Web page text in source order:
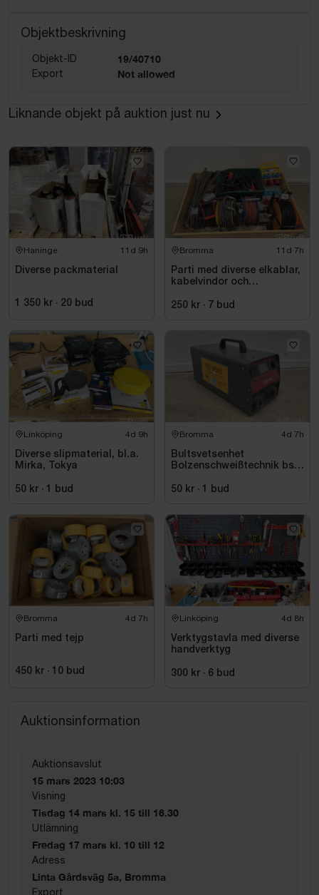
Objektbeskrivning
Objekt-ID 19/40710
Export Not allowed
Liknande objekt på auktion just nu
Haninge 11d 9h
Diverse packmaterial
1 350 kr · 20 bud
Bromma 11d 7h
Parti med diverse elkablar,
kabelvindor och
250 kr · 7 bud
Linköping 4d 9h
Diverse slipmaterial, bl.a.
Mirka, Tokya
50 kr · 1 bud
Bromma 4d 7h
Bultsvetsenhet
Bolzenschweißtechnik bsk
50 kr · 1 bud
Bromma 4d 7h
Parti med tejp
450 kr · 10 bud
Linköping 4d 8h
Verktygstavla med diverse
handverktyg
300 kr · 6 bud
Auktionsinformation
Auktionsavslut
15 mars 2023 10:03
Visning
Tisdag 14 mars kl. 15 till 16.30
Utlämning
Fredag 17 mars kl. 10 till 12
Adress
Linta Gårdsväg 5a, Bromma
Export